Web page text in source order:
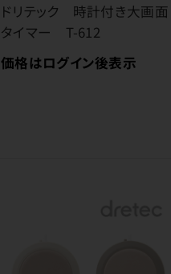
ドリテック 時計付き大画面
タイマー T-612
価格はログイン後表示